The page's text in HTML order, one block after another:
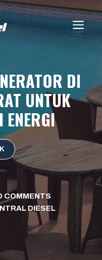
DI
UNTUK
ENERGI
COMMENTS
DIESEL